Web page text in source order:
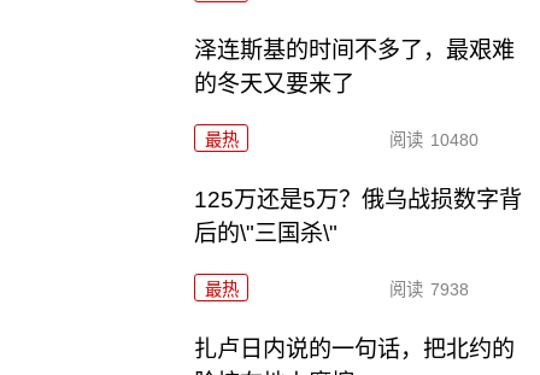
泽连斯基的时间不多了，最艰难
的冬天又要来了
最热 阅读 10480
125万还是5万？俄乌战损数字背
后的\"三国杀\"
最热 阅读 7938
扎卢日内说的一句话，把北约的